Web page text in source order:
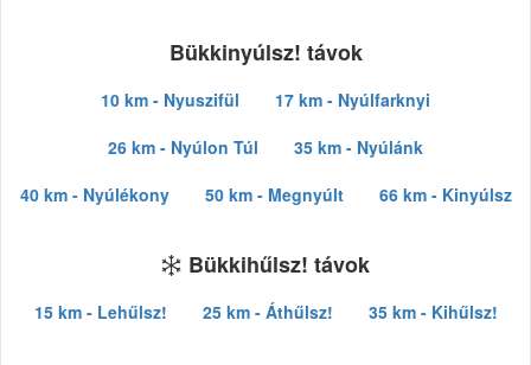
Bükkinyúlsz! távok
10 km - Nyuszifül
17 km - Nyúlfarknyi
26 km - Nyúlon Túl
35 km - Nyúlánk
40 km - Nyúlékony
50 km - Megnyúlt 66 km - Kinyúlsz
Bükkihűlsz! távok
15 km - Lehűlsz! 25 km - Áthűlsz! 35 km - Kihűlsz!